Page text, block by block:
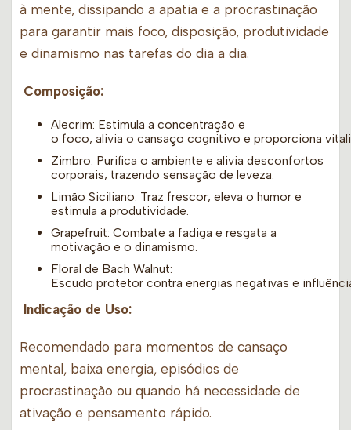
à mente, dissipando a apatia e a procrastinação
para garantir mais foco, disposição, produtividade
e dinamismo nas tarefas do dia a dia.
Composição:
Alecrim: Estimula a concentração e
o foco, alivia o cansaço cognitivo e proporciona
Zimbro: Purifica o ambiente e alivia desconfortos
corporais, trazendo sensação de leveza.
Limão Siciliano: Traz frescor, eleva o humor e
estimula a produtividade.
Grapefruit: Combate a fadiga e resgata a
motivação e o dinamismo.
Floral de Bach Walnut:
Escudo protetor contra energias negativas e
Indicação de Uso:
Recomendado para momentos de cansaço
mental, baixa energia, episódios de
procrastinação ou quando há necessidade de
ativação e pensamento rápido.